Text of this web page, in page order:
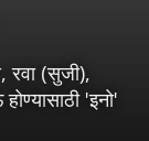
रवा (सुजी),
'इनो'